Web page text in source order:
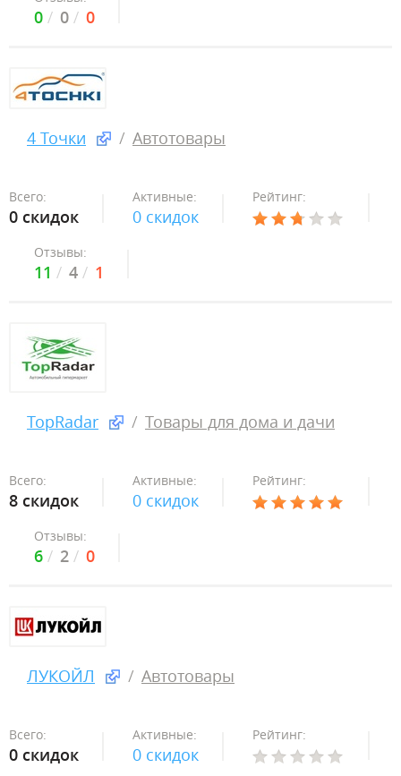
0 0 0
4 Точки Автотовары
Всего:
0 скидок
Активные:
0 скидок
Рейтинг:
Отзывы:
11 4 1
TopRadar Товары для дома и дачи
Всего:
8 скидок
Активные:
0 скидок
Рейтинг:
Отзывы:
6 2 0
ЛУКОЙЛ Автотовары
Всего:
0 скидок
Активные:
0 скидок
Рейтинг: